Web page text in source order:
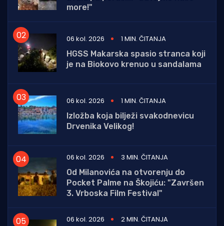
more!"
06 kol. 2026
1 MIN. ČITANJA
HGSS Makarska spasio stranca koji
je na Biokovo krenuo u sandalama
06 kol. 2026
1 MIN. ČITANJA
Izložba koja bilježi svakodnevicu
Drvenika Velikog!
06 kol. 2026
3 MIN. ČITANJA
Od Milanovića na otvorenju do
Pocket Palme na Škojiću: "Završen
3. Vrboska Film Festival"
06 kol. 2026
2 MIN. ČITANJA